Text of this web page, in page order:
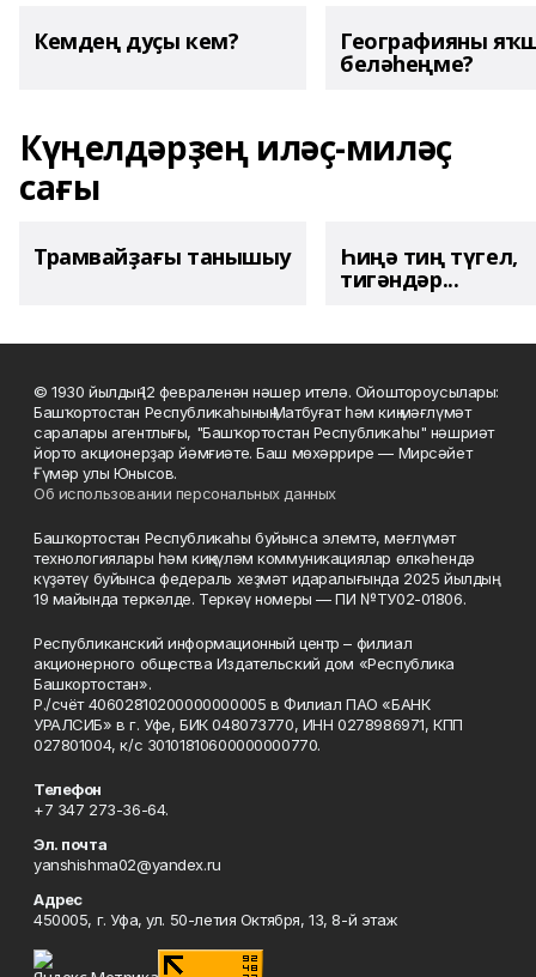
Кемдең дуҫы кем? Географияны
беләһеңме?
Күңелдәрҙең иләҫ-миләҫ
сағы
Трамвайҙағы танышыу Һиңә тиң түгел,
тигәндәр...
© 1930 йылдың 12 февраленән нәшер ителә. Ойоштороусылары:
Башҡортостан Республикаһының Матбуғат һәм киң мәғлүмәт
саралары агентлығы, "Башҡортостан Республикаһы" нәшриәт
йорто акционерҙар йәмғиәте. Баш мөхәррире — Мирсәйет
Ғүмәр улы Юнысов.
Об использовании персональных данных
Башҡортостан Республикаһы буйынса элемтә, мәғлүмәт
технологиялары һәм киңкүләм коммуникациялар өлкәһендә
күҙәтеү буйынса федераль хеҙмәт идаралығында 2025 йылдың
19 майында теркәлде. Теркәү номеры — ПИ №ТУ02-01806.
Республиканский информационный центр – филиал
акционерного общества Издательский дом «Республика
Башкортостан».
Р./счёт 40602810200000000005 в Филиал ПАО «БАНК
УРАЛСИБ» в г. Уфе, БИК 048073770, ИНН 0278986971, КПП
027801004, к/с 30101810600000000770.
Телефон
+7 347 273-36-64.
Эл. почта
yanshishma02@yandex.ru
Адрес
450005, г. Уфа, ул. 50-летия Октября, 13, 8-й этаж